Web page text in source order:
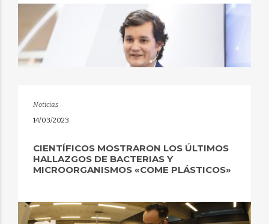
Noticias
14/03/2023
CIENTÍFICOS MOSTRARON LOS ÚLTIMOS
HALLAZGOS DE BACTERIAS Y
MICROORGANISMOS «COME PLÁSTICOS»